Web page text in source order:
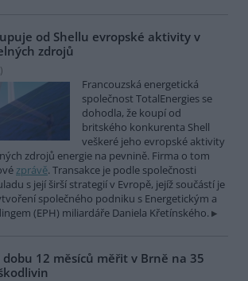
od Shellu evropské aktivity v
zdrojů
)
Francouzská energetická
společnost TotalEnergies se
dohodla, že koupí od
britského konkurenta Shell
veškeré jeho evropské aktivity
zdrojů energie na pevnině. Firma o tom
zprávě. Transakce je podle společnosti
s její širší strategií v Evropě, jejíž součástí je
společného podniku s Energetickým a
(EPH) miliardáře Daniela Křetínského.
12 měsíců měřit v Brně na 35